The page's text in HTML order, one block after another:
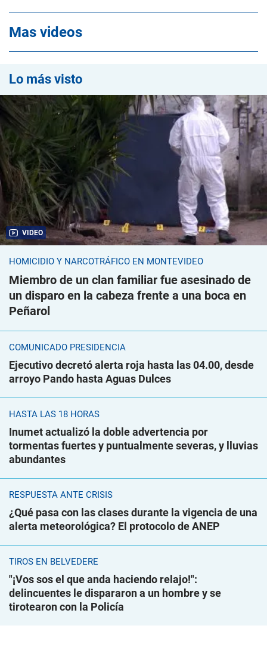
Mas videos
Lo más visto
VIDEO
HOMICIDIO Y NARCOTRÁFICO EN MONTEVIDEO
Miembro de un clan familiar fue asesinado de
un disparo en la cabeza frente a una boca en
Peñarol
COMUNICADO PRESIDENCIA
Ejecutivo decretó alerta roja hasta las 04.00, desde
arroyo Pando hasta Aguas Dulces
HASTA LAS 18 HORAS
Inumet actualizó la doble advertencia por
tormentas fuertes y puntualmente severas, y lluvias
abundantes
RESPUESTA ANTE CRISIS
¿Qué pasa con las clases durante la vigencia de una
alerta meteorológica? El protocolo de ANEP
TIROS EN BELVEDERE
"¡Vos sos el que anda haciendo relajo!":
delincuentes le dispararon a un hombre y se
tirotearon con la Policía